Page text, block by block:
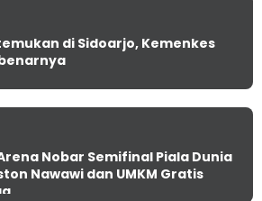
di Sidoarjo, Kemenkes
Nobar Semifinal Piala Dunia
Nawawi dan UMKM Gratis